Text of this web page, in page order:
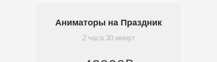
Аниматоры на Праздник
2 часа 30 минут